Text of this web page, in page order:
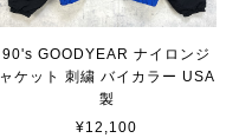
90's GOODYEAR ナイロンジ
ャケット 刺繍 バイカラー USA
製
¥12,100